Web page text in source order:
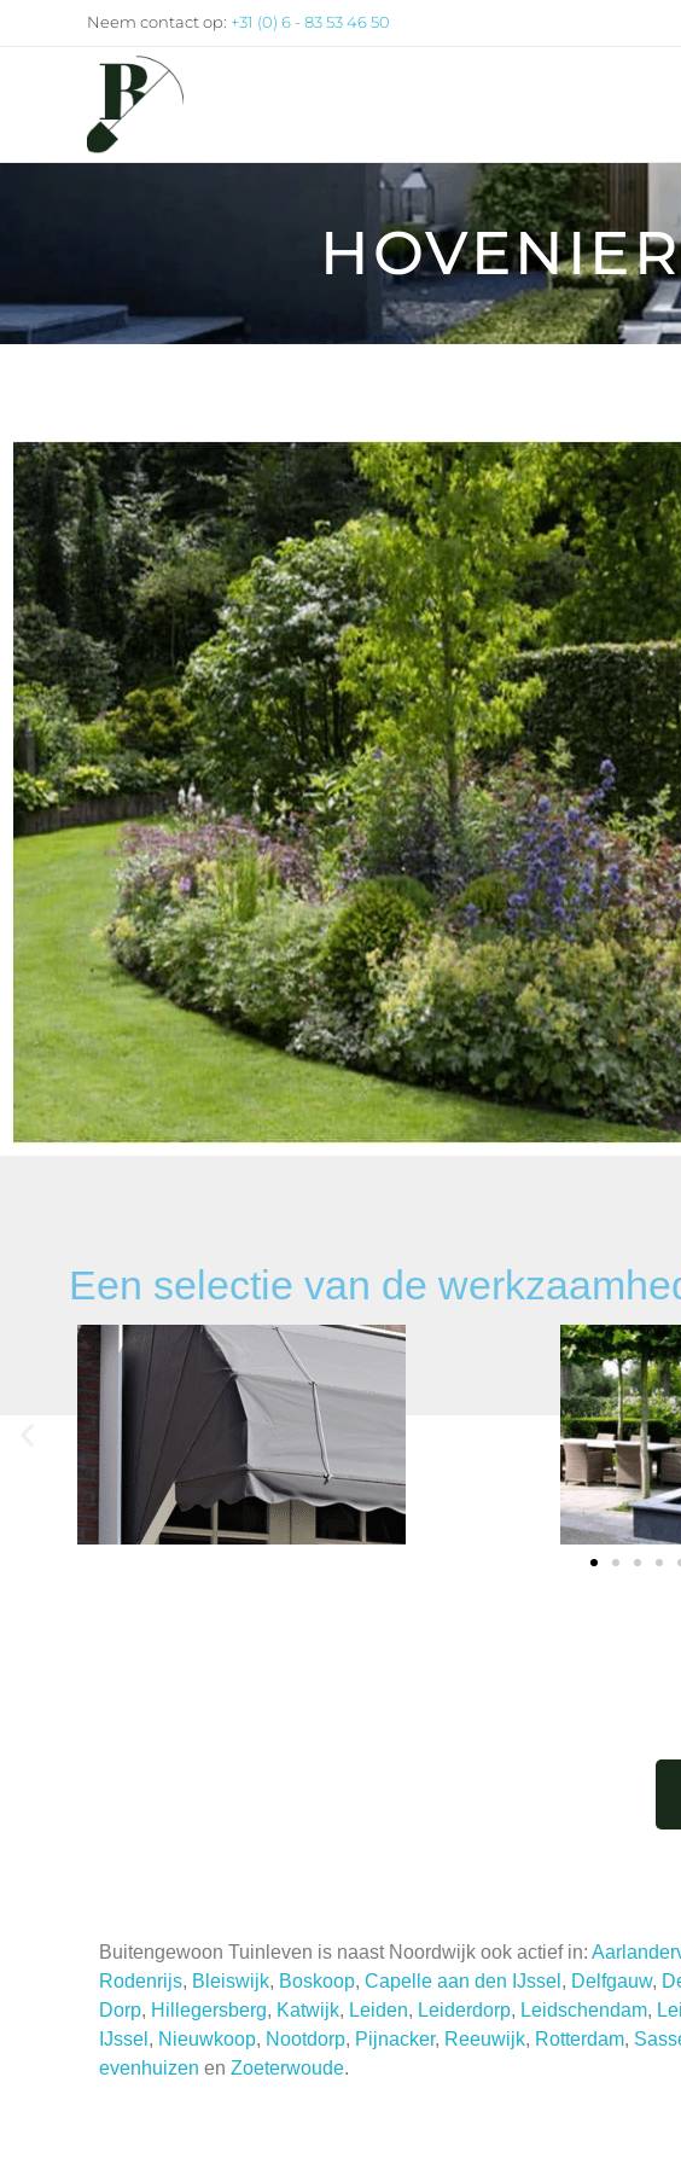
Neem contact op: +31 (0) 6 - 83 53 46 50
Een selectie van de
Buitengewoon Tuinleven is naast Noordwijk ook actief in:
Rodenrijs, Bleiswijk, Boskoop, Capelle aan den IJssel , Delfgauw,
Dorp, Hillegersberg, Katwijk, Leiden, Leiderdorp, Leidschendam,
IJssel , Nieuwkoop, Nootdorp, Pijnacker, Reeuwijk, Rotterdam,
evenhuizen en Zoeterwoude.